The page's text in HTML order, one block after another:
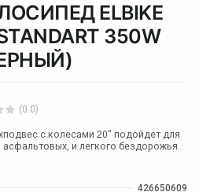
ELBIKE
350W
(0.0)
с колесами 20" подойдет для
асфальтовых, и легкого бездорожья.
426650609